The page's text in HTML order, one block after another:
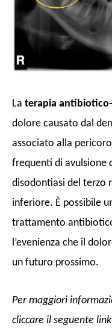
La terapia
dolore causato dal
associato alla
frequenti di avulsione
disodontiasi del terzo
inferiore. È possibile
trattamento
l’evenienza che il
un futuro prossimo.
Per maggiori
cliccare il seguente link